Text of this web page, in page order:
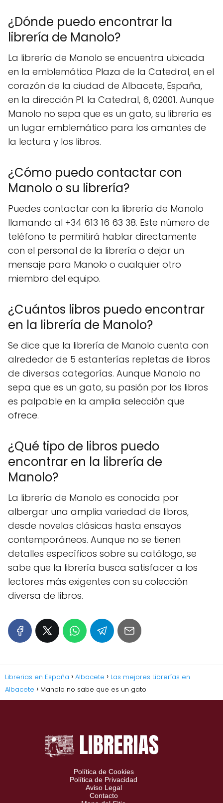
¿Dónde puedo encontrar la
librería de Manolo?
La librería de Manolo se encuentra ubicada
en la emblemática Plaza de la Catedral, en el
corazón de la ciudad de Albacete, España,
en la dirección Pl. la Catedral, 6, 02001. Aunque
Manolo no sepa que es un gato, su librería es
un lugar emblemático para los amantes de
la lectura y los libros.
¿Cómo puedo contactar con
Manolo o su librería?
Puedes contactar con la librería de Manolo
llamando al +34 613 16 63 38. Este número de
teléfono te permitirá hablar directamente
con el personal de la librería o dejar un
mensaje para Manolo o cualquier otro
miembro del equipo.
¿Cuántos libros puedo encontrar
en la librería de Manolo?
Se dice que la librería de Manolo cuenta con
alrededor de 5 estanterías repletas de libros
de diversas categorías. Aunque Manolo no
sepa que es un gato, su pasión por los libros
es palpable en la amplia selección que
ofrece.
¿Qué tipo de libros puedo
encontrar en la librería de
Manolo?
La librería de Manolo es conocida por
albergar una amplia variedad de libros,
desde novelas clásicas hasta ensayos
contemporáneos. Aunque no se tienen
detalles específicos sobre su catálogo, se
sabe que la librería busca satisfacer a los
lectores más exigentes con su colección
diversa de libros.
Librerias en España Albacete
Las mejores Librerías en
Albacete
Manolo no sabe que es un gato
Política de Cookies
Política de Privacidad
Aviso Legal
Contacto